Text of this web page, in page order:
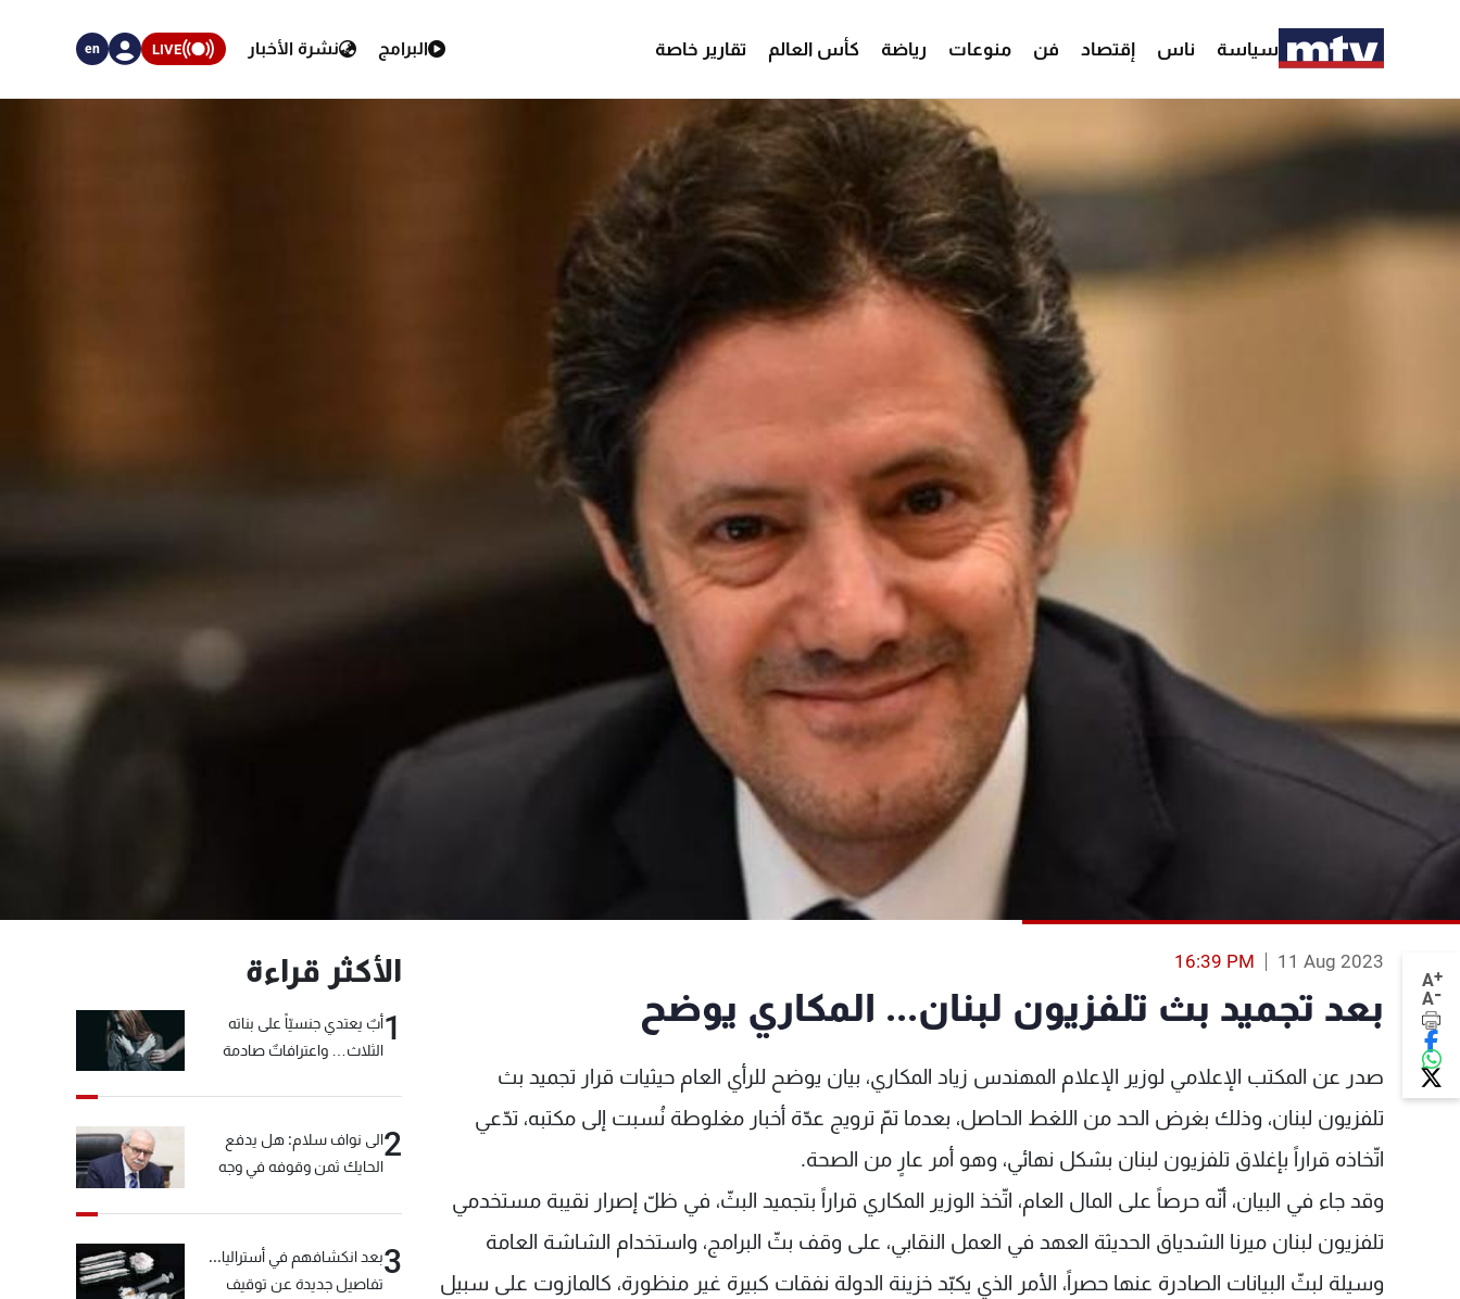
سياسة ناس إقتصاد فن منوعات رياضة كأس العالم تقارير خاصة البرامج نشرة الأخبار LIVE
en
A+
A-
11 Aug 2023
16:39 PM
بعد تجميد بث تلفزيون لبنان... المكاري يوضح
صدر عن المكتب الإعلامي لوزير الإعلام المهندس زياد المكاري، بيان يوضح للرأي العام حيثيات قرار تجميد بث
تلفزيون لبنان، وذلك بغرض الحد من اللغط الحاصل، بعدما تمّ ترويج عدّة أخبار مغلوطة نُسبت إلى مكتبه، تدّعي
اتّخاذه قراراً بإغلاق تلفزيون لبنان بشكل نهائي، وهو أمر عارٍ من الصحة.
وقد جاء في البيان، أنّه حرصاً على المال العام، اتّخذ الوزير المكاري قراراً بتجميد البثّ، في ظلّ إصرار نقيبة مستخدمي
تلفزيون لبنان ميرنا الشدياق الحديثة العهد في العمل النقابي، على وقف بثّ البرامج، واستخدام الشاشة العامة
وسيلة لبثّ البيانات الصادرة عنها حصراً، الأمر الذي يكبّد خزينة الدولة نفقات كبيرة غير منظورة، كالمازوت على سبيل
الأكثر قراءة
1أبٌ يعتدي جنسيّاً على بناته
الثلاث… واعترافاتٌ صادمة
2الى نواف سلام: هل يدفع
الحايك ثمن وقوفه في وجه
3بعد انكشافهم في أستراليا...
تفاصيل جديدة عن توقيف